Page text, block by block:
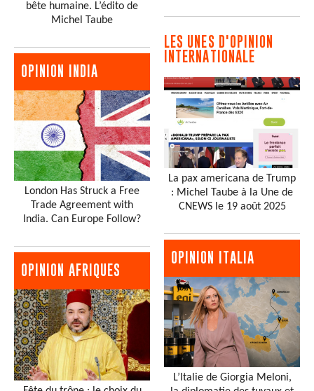
bête humaine. L’édito de
Michel Taube
OPINION INDIA
London Has Struck a Free
Trade Agreement with
India. Can Europe Follow?
OPINION AFRIQUES
LES UNES D'OPINION
INTERNATIONALE
La pax americana de Trump
: Michel Taube à la Une de
CNEWS le 19 août 2025
OPINION ITALIA
L’Italie de Giorgia Meloni,